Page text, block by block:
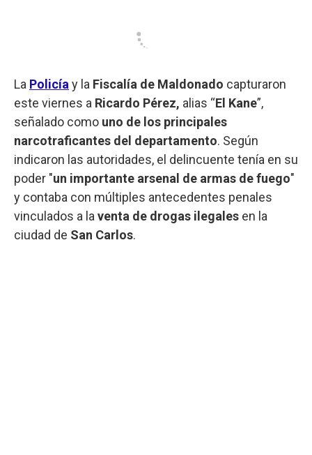
La Policía y la Fiscalía de Maldonado capturaron
este viernes a Ricardo Pérez, alias “El Kane”,
señalado como uno de los principales
narcotraficantes del departamento. Según
indicaron las autoridades, el delincuente tenía en su
poder "un importante arsenal de armas de fuego"
y contaba con múltiples antecedentes penales
vinculados a la venta de drogas ilegales en la
ciudad de San Carlos.